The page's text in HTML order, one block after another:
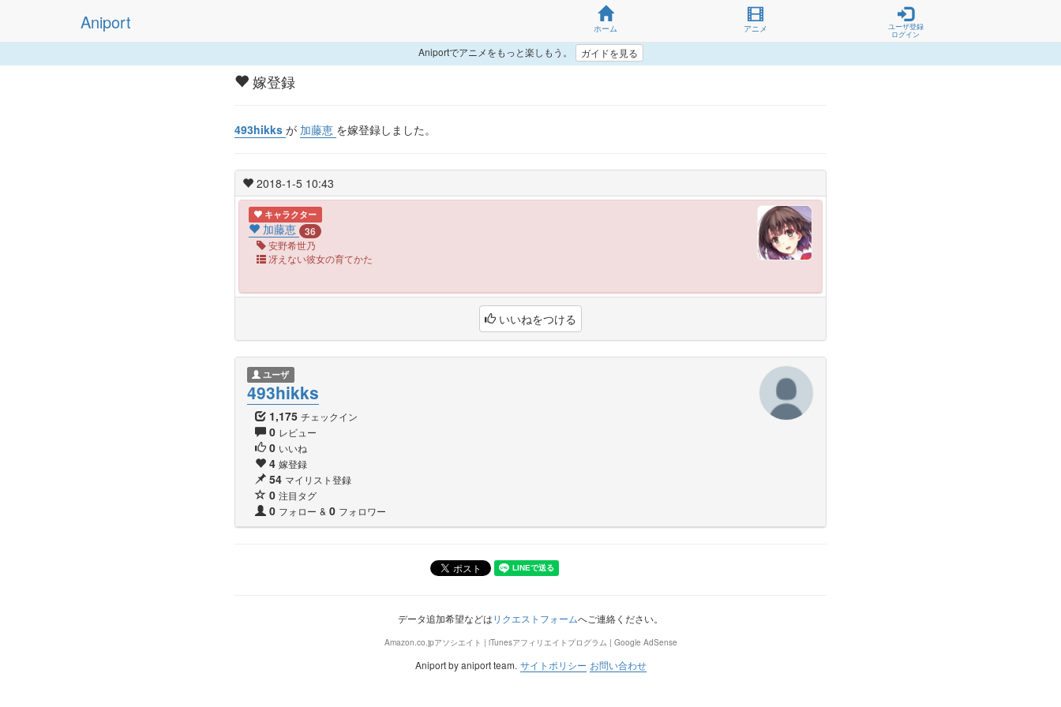
Aniport ホーム アニメ
ユーザ登録
ログイン
Aniportでアニメをもっと楽しもう。 ガイドを見る
嫁登録
493hikks が 加藤恵 を嫁登録しました。
2018-1-5 10:43
キャラクター
加藤恵 36
安野希世乃
冴えない彼女の育てかた
いいねをつける
ユーザ
493hikks
1,175 チェックイン
0 レビュー
0 いいね
4 嫁登録
54 マイリスト登録
0 注目タグ
0 フォロー & 0 フォロワー
データ追加希望などはリクエストフォームへご連絡ください。
Amazon.co.jpアソシエイト | iTunesアフィリエイトプログラム | Google AdSense
Aniport by aniport team. サイトポリシー お問い合わせ